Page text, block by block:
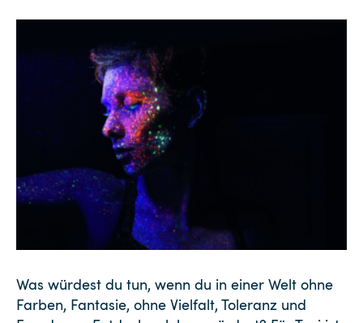
Was würdest du tun, wenn du in einer Welt ohne
Farben, Fantasie, ohne Vielfalt, Toleranz und